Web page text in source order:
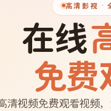
高清影视 ·
在线
免费
清视频免费观看视频